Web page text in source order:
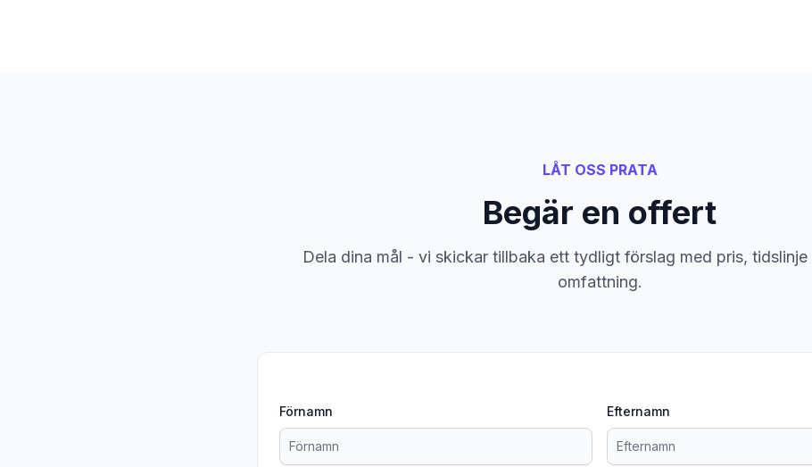
LÅT OSS PRATA
Begär en offert
Dela dina mål - vi skickar tillbaka ett tydligt förslag med pris,
omfattning.
Förnamn Efternamn